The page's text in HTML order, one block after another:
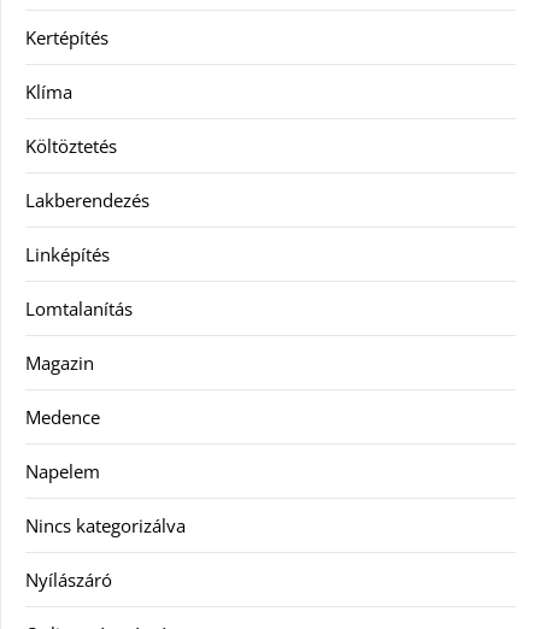
Kertépítés
Klíma
Költöztetés
Lakberendezés
Linképítés
Lomtalanítás
Magazin
Medence
Napelem
Nincs kategorizálva
Nyílászáró